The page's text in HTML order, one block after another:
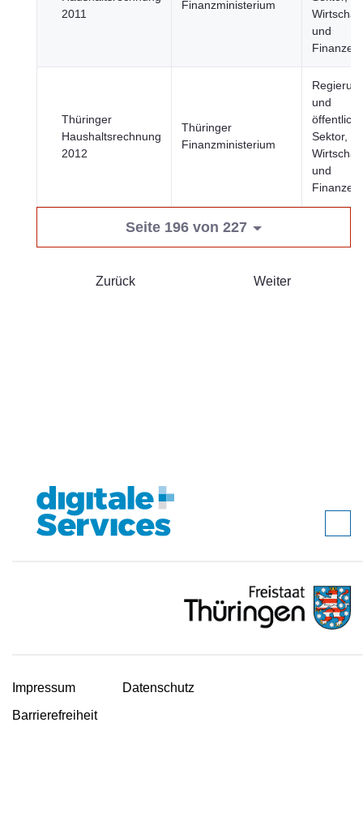
2011
Finanzministerium
Wirtschaft
und
Finanzen
Thüringer
Haushaltsrechnung
2012
Thüringer
Finanzministerium
und
Sektor,
Wirtschaft
und
Finanzen
Seite 196 von 227
Zurück Weiter
Impressum
Datenschutz
Barrierefreiheit